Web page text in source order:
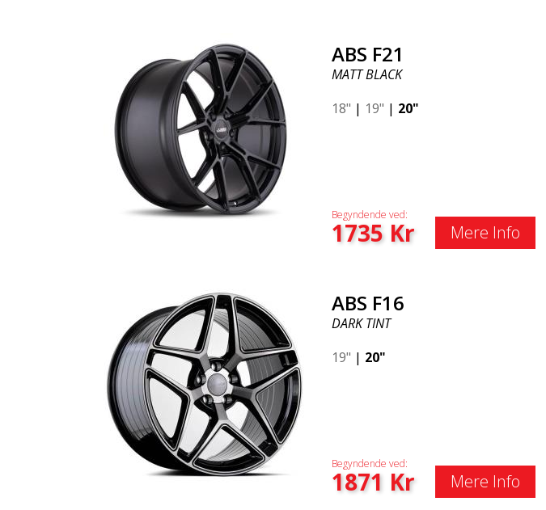
ABS F21
MATT BLACK
18" | 19" | 20"
Begyndende ved:
1735Kr Mere Info
ABS F16
DARK TINT
19" | 20"
Begyndende ved:
1871 Kr Mere Info